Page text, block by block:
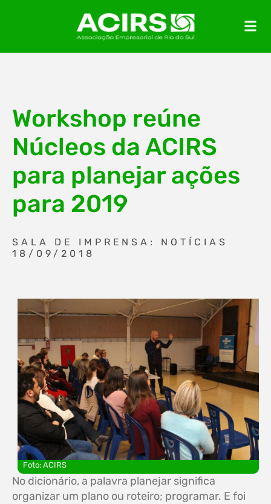
Workshop reúne
Núcleos da ACIRS
para planejar ações
para 2019
SALA DE IMPRENSA: NOTÍCIAS
18/09/2018
Foto: ACIRS
No dicionário, a palavra planejar significa
organizar um plano ou roteiro; programar. E foi